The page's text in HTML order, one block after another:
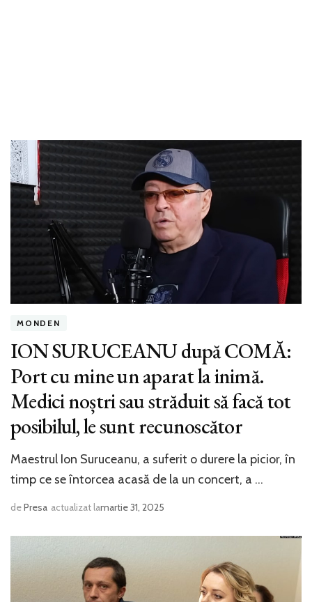
MONDEN
ION SURUCEANU după COMĂ:
Port cu mine un aparat la inimă.
Medici noștri sau străduit să facă tot
posibilul, le sunt recunoscător
Maestrul Ion Suruceanu, a suferit o durere la picior, în
timp ce se întorcea acasă de la un concert, a …
dePresa actualizat lamartie 31, 2025